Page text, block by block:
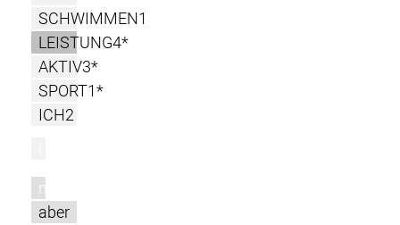
SCHWIMMEN1
LEISTUNG4*
AKTIV3*
SPORT1*
ICH2
m
aber